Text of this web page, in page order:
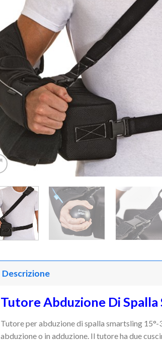
Descrizione
Tutore Abduzione Di Spalla
Tutore per abduzione di spalla smartsling
abduzione o in adduzione. Il tutore ha due